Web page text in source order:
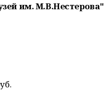
им. М.В.Нестерова"